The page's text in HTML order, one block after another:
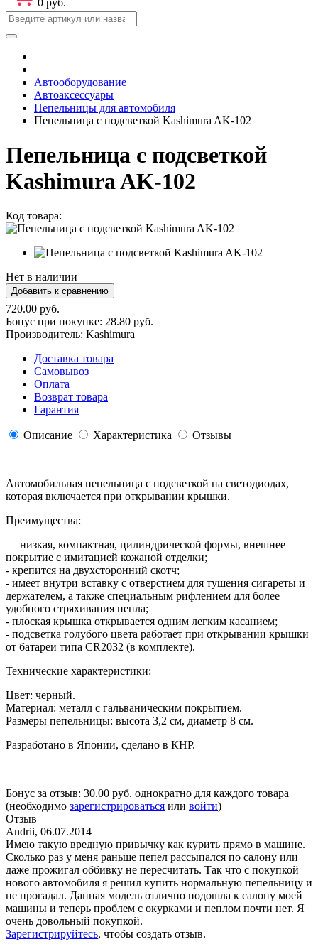
Автооборудование
Автоаксессуары
Пепельницы для автомобиля
Пепельница с подсветкой Kashimura AK-102
Пепельница с подсветкой
Kashimura AK-102
Код товара:
Нет в наличии
720.00 руб.
Бонус при покупке: 28.80 руб.
Производитель: Kashimura
Доставка товара
Самовывоз
Оплата
Возврат товара
Гарантия
Описание Характеристика Отзывы
Автомобильная пепельница с подсветкой на светодиодах,
которая включается при открывании крышки.
Преимущества:
— низкая, компактная, цилиндрической формы, внешнее
покрытие с имитацией кожаной отделки;
- крепится на двухсторонний скотч;
- имеет внутри вставку с отверстием для тушения сигареты и
держателем, а также специальным рифлением для более
удобного стряхивания пепла;
- плоская крышка открывается одним легким касанием;
- подсветка голубого цвета работает при открывании крышки
от батареи типа CR2032 (в комплекте).
Технические характеристики:
Цвет: черный.
Материал: металл с гальваническим покрытием.
Размеры пепельницы: высота 3,2 см, диаметр 8 см.
Разработано в Японии, сделано в КНР.
Бонус за отзыв: 30.00 руб. однократно для каждого товара
(необходимо зарегистрироваться или войти)
Отзыв
Andrii, 06.07.2014
Имею такую вредную привычку как курить прямо в машине.
Сколько раз у меня раньше пепел рассыпался по салону или
даже прожигал оббивку не пересчитать. Так что с покупкой
нового автомобиля я решил купить нормальную пепельницу и
не прогадал. Данная модель отлично подошла к салону моей
машины и теперь проблем с окурками и пеплом почти нет. Я
очень довольный покупкой.
Зарегистрируйтесь, чтобы создать отзыв.